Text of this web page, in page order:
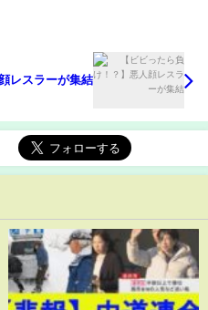
レスラーが集結